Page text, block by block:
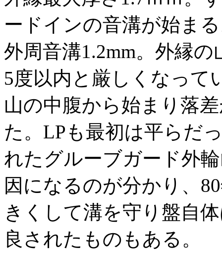
ードインの音溝が始ま
外周音溝1.2mm。外縁
5度以内と厳しくなって
山の中腹から始まり落
た。LPも最初は平らだ
れたグルーブガード外
因になるのが分かり、
きくして溝を守り盤自
良されたものもある。